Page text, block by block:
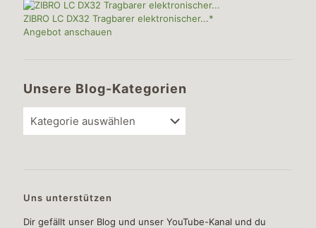
ZIBRO LC DX32 Tragbarer elektronischer...*
Angebot anschauen
Unsere Blog-Kategorien
Blog-
Uns unterstützen
Dir gefällt unser Blog und unser YouTube-Kanal und du